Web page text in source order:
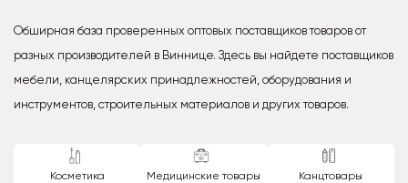
Обширная база проверенных оптовых поставщиков товаров от
разных производителей в Виннице. Здесь вы найдете поставщиков
мебели, канцелярских принадлежностей, оборудования и
инструментов, строительных материалов и других товаров.
Косметика Медицинские товары Канцтовары